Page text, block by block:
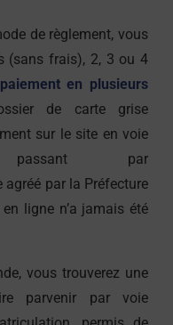
de règlement, vous
(sans frais), 2, 3 ou 4
paiement en plusieurs
de carte grise
sur le site en voie
par
agréé par la Préfecture
ligne n’a jamais été
vous trouverez une
parvenir par voie